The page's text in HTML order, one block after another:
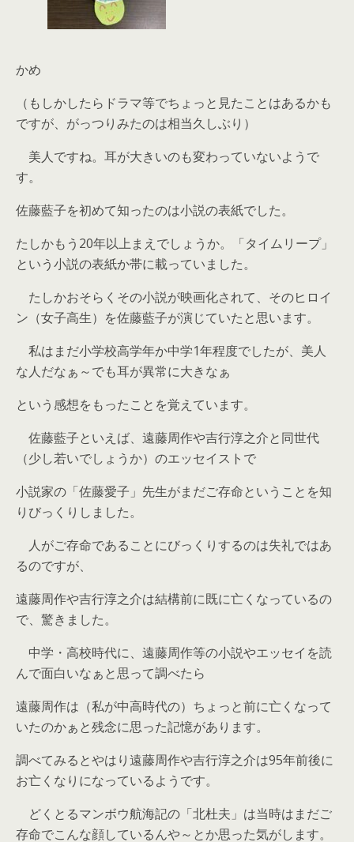
かめ
（もしかしたらドラマ等でちょっと見たことはあるかも
ですが、がっつりみたのは相当久しぶり）
美人ですね。耳が大きいのも変わっていないようで
す。
佐藤藍子を初めて知ったのは小説の表紙でした。
たしかもう20年以上まえでしょうか。「タイムリープ」
という小説の表紙か帯に載っていました。
たしかおそらくその小説が映画化されて、そのヒロイ
ン（女子高生）を佐藤藍子が演じていたと思います。
私はまだ小学校高学年か中学1年程度でしたが、美人
な人だなぁ～でも耳が異常に大きなぁ
という感想をもったことを覚えています。
佐藤藍子といえば、遠藤周作や吉行淳之介と同世代
（少し若いでしょうか）のエッセイストで
小説家の「佐藤愛子」先生がまだご存命ということを知
りびっくりしました。
人がご存命であることにびっくりするのは失礼ではあ
るのですが、
遠藤周作や吉行淳之介は結構前に既に亡くなっているの
で、驚きました。
中学・高校時代に、遠藤周作等の小説やエッセイを読
んで面白いなぁと思って調べたら
遠藤周作は（私が中高時代の）ちょっと前に亡くなって
いたのかぁと残念に思った記憶があります。
調べてみるとやはり遠藤周作や吉行淳之介は95年前後に
お亡くなりになっているようです。
どくとるマンボウ航海記の「北杜夫」は当時はまだご
存命でこんな顔しているんや～とか思った気がします。